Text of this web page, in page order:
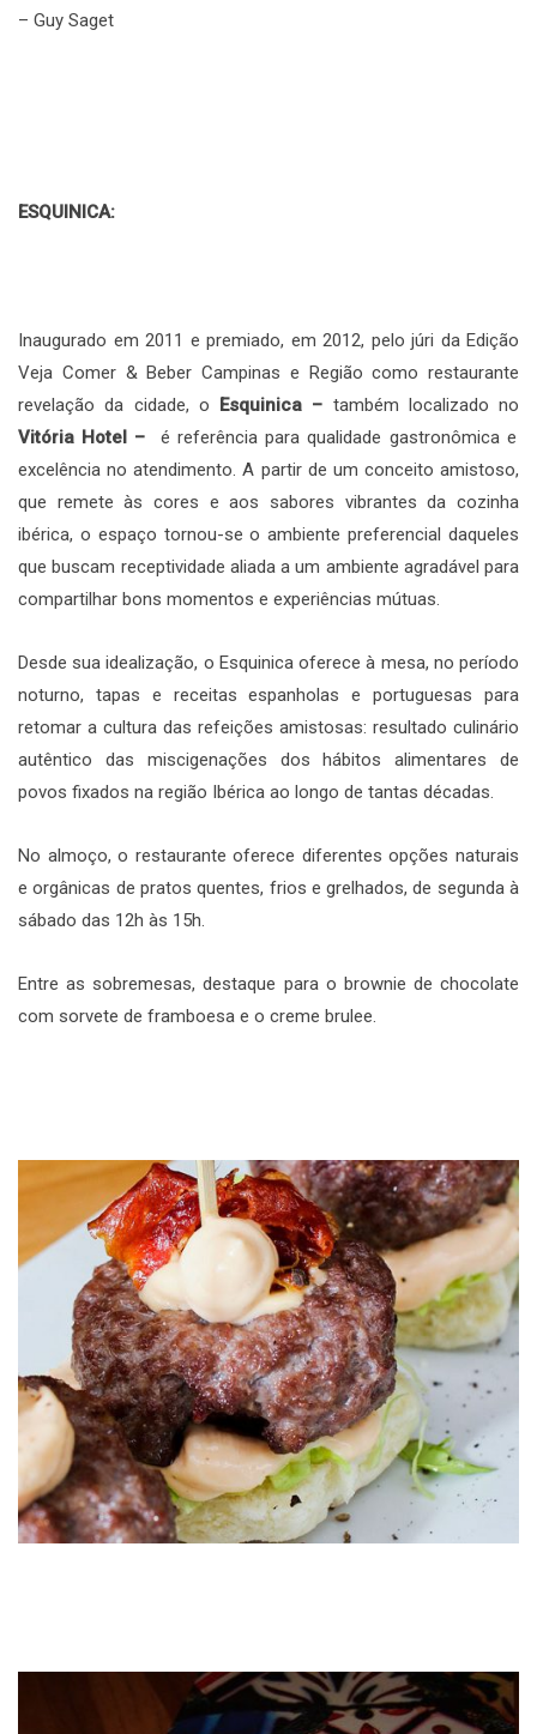
– Guy Saget
ESQUINICA:
Inaugurado em 2011 e premiado, em 2012, pelo júri da Edição
Veja Comer & Beber Campinas e Região como restaurante
revelação da cidade, o Esquinica – também localizado no
Vitória Hotel –
é referência para qualidade gastronômica e
excelência no atendimento. A partir de um conceito amistoso,
que remete às cores e aos sabores vibrantes da cozinha
ibérica, o espaço tornou-se o ambiente preferencial daqueles
que buscam receptividade aliada a um ambiente agradável para
compartilhar bons momentos e experiências mútuas.
Desde sua idealização, o Esquinica oferece à mesa, no período
noturno, tapas e receitas espanholas e portuguesas para
retomar a cultura das refeições amistosas: resultado culinário
autêntico das miscigenações dos hábitos alimentares de
povos fixados na região Ibérica ao longo de tantas décadas.
No almoço, o restaurante oferece diferentes opções naturais
e orgânicas de pratos quentes, frios e grelhados, de segunda à
sábado das 12h às 15h.
Entre as sobremesas, destaque para o brownie de chocolate
com sorvete de framboesa e o creme brulee.